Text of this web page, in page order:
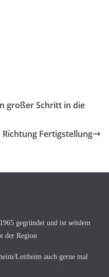
großer Schritt in die
Fertigstellung
gegründet und ist seitdem
der Region
Leitheim auch gerne mal